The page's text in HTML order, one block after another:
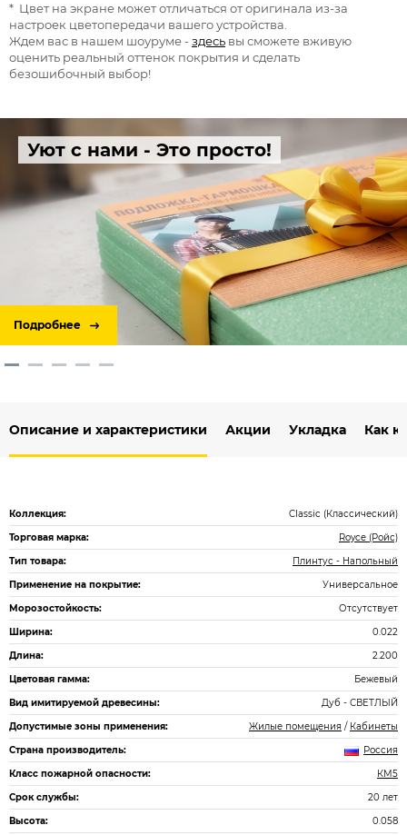
* Цвет на экране может отличаться от оригинала из-за
настроек цветопередачи вашего устройства.
Ждем вас в нашем шоуруме -здесь вы сможете вживую
оценить реальный оттенок покрытия и сделать
безошибочный выбор!
Уют с нами - Это просто!
Подробнее
Описание и характеристики Акции Укладка Как
Коллекция:
Classic (Классический)
Торговая марка:
Royce (Ройс)
Тип товара:
Плинтус - Напольный
Применение на покрытие:
Универсальное
Морозостойкость:
Отсутствует
Ширина:
0.022
Длина:
2.200
Цветовая гамма:
Бежевый
Вид имитируемой древесины:
Дуб - СВЕТЛЫЙ
Допустимые зоны применения:
Жилые помещения / Кабинеты
Страна производитель:
Россия
Класс пожарной опасности:
КМ5
Срок службы:
20 лет
Высота:
0.058